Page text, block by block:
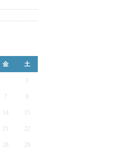
金 土
7
14 15
21 22
28 29